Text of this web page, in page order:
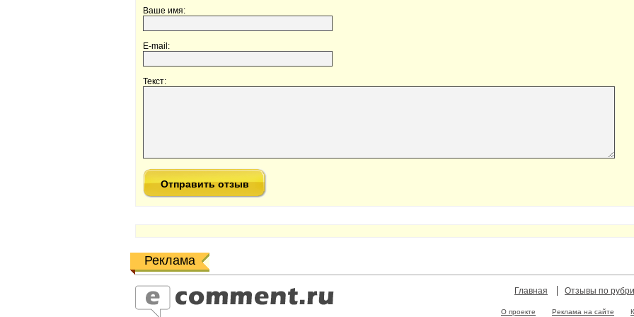
Ваше имя:
E-mail:
Текст:
Реклама
Главная Отзывы по
О проекте Реклама на сайте